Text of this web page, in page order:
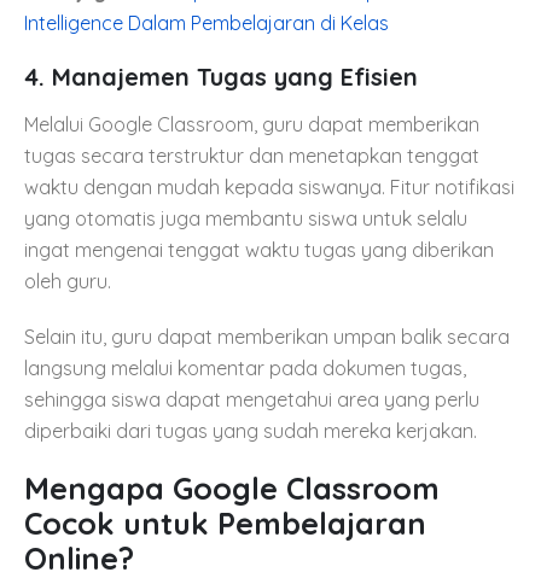
Intelligence Dalam Pembelajaran di Kelas
4. Manajemen Tugas yang Efisien
Melalui Google Classroom, guru dapat memberikan
tugas secara terstruktur dan menetapkan tenggat
waktu dengan mudah kepada siswanya. Fitur notifikasi
yang otomatis juga membantu siswa untuk selalu
ingat mengenai tenggat waktu tugas yang diberikan
oleh guru.
Selain itu, guru dapat memberikan umpan balik secara
langsung melalui komentar pada dokumen tugas,
sehingga siswa dapat mengetahui area yang perlu
diperbaiki dari tugas yang sudah mereka kerjakan.
Mengapa Google Classroom
Cocok untuk Pembelajaran
Online?